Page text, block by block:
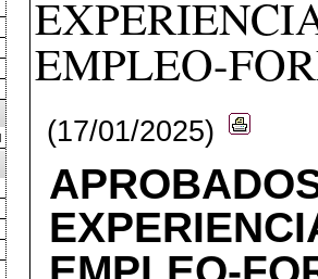
EMPLEO-
(17/01/2025)